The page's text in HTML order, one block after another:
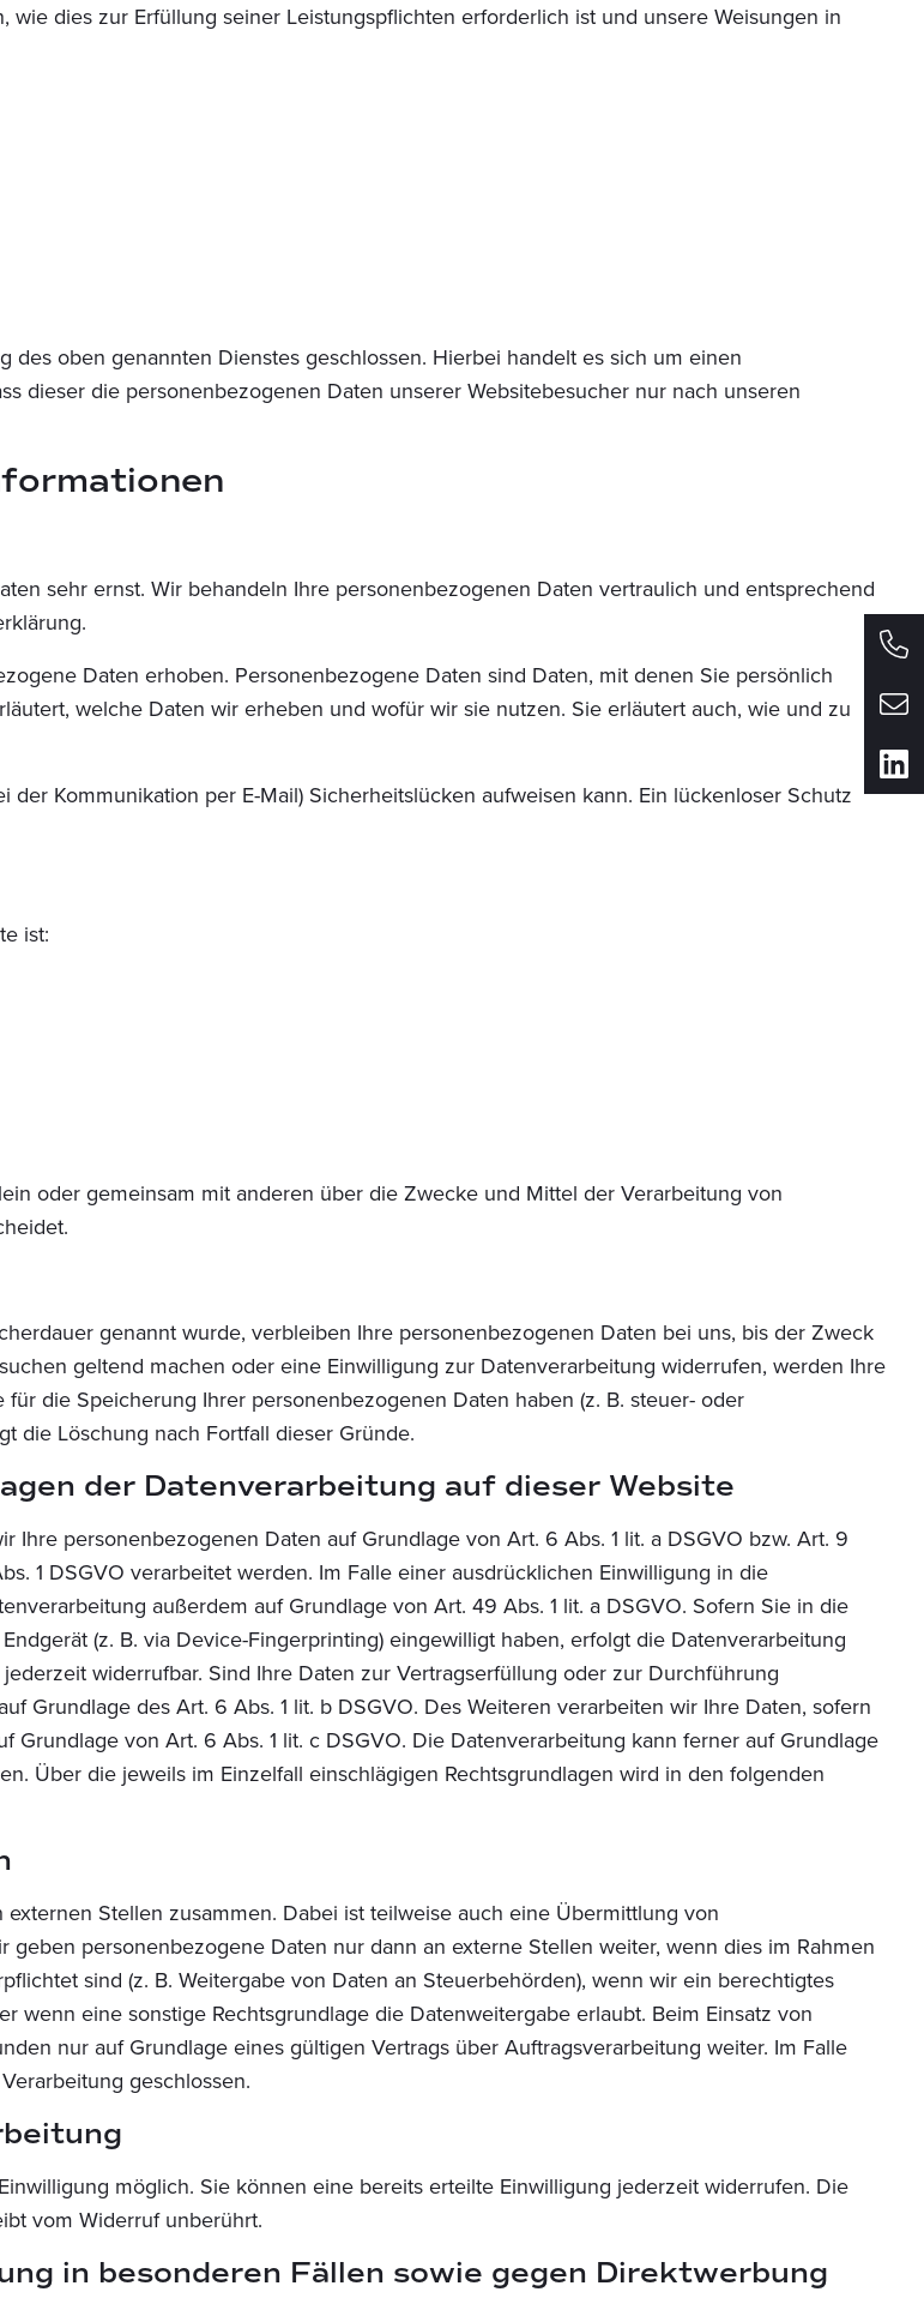
dies zur Erfüllung seiner Leistungspflichten erforderlich ist und unsere Weisungen in
oben genannten Dienstes geschlossen. Hierbei handelt es sich um einen
dieser die personenbezogenen Daten unserer Websitebesucher nur nach unseren
sehr ernst. Wir behandeln Ihre personenbezogenen Daten vertraulich und entsprechend
Daten erhoben. Personenbezogene Daten sind Daten, mit denen Sie persönlich
welche Daten wir erheben und wofür wir sie nutzen. Sie erläutert auch, wie und zu
Kommunikation per E-Mail) Sicherheitslücken aufweisen kann. Ein lückenloser Schutz
ist:
oder gemeinsam mit anderen über die Zwecke und Mittel der Verarbeitung von
genannt wurde, verbleiben Ihre personenbezogenen Daten bei uns, bis der Zweck
geltend machen oder eine Einwilligung zur Datenverarbeitung widerrufen, werden Ihre
die Speicherung Ihrer personenbezogenen Daten haben (z. B. steuer- oder
die Löschung nach Fortfall dieser Gründe.
der Datenverarbeitung auf dieser Website
personenbezogenen Daten auf Grundlage von Art. 6 Abs. 1 lit. a DSGVO bzw. Art. 9
1 DSGVO verarbeitet werden. Im Falle einer ausdrücklichen Einwilligung in die
außerdem auf Grundlage von Art. 49 Abs. 1 lit. a DSGVO. Sofern Sie in die
(z. B. via Device-Fingerprinting) eingewilligt haben, erfolgt die Datenverarbeitung
widerrufbar. Sind Ihre Daten zur Vertragserfüllung oder zur Durchführung
Grundlage des Art. 6 Abs. 1 lit. b DSGVO. Des Weiteren verarbeiten wir Ihre Daten, sofern
von Art. 6 Abs. 1 lit. c DSGVO. Die Datenverarbeitung kann ferner auf Grundlage
Über die jeweils im Einzelfall einschlägigen Rechtsgrundlagen wird in den folgenden
Stellen zusammen. Dabei ist teilweise auch eine Übermittlung von
personenbezogene Daten nur dann an externe Stellen weiter, wenn dies im Rahmen
sind (z. B. Weitergabe von Daten an Steuerbehörden), wenn wir ein berechtigtes
wenn eine sonstige Rechtsgrundlage die Datenweitergabe erlaubt. Beim Einsatz von
nur auf Grundlage eines gültigen Vertrags über Auftragsverarbeitung weiter. Im Falle
geschlossen.
möglich. Sie können eine bereits erteilte Einwilligung jederzeit widerrufen. Die
vom Widerruf unberührt.
in besonderen Fällen sowie gegen Direktwerbung